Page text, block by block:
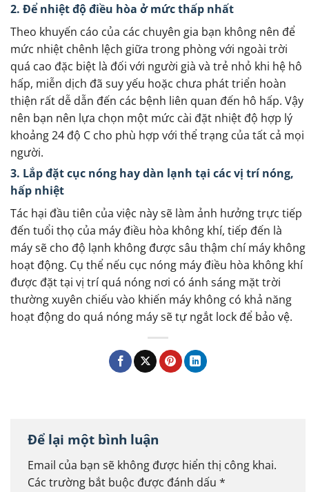
2. Để nhiệt độ điều hòa ở mức thấp nhất
Theo khuyến cáo của các chuyên gia bạn không nên để
mức nhiệt chênh lệch giữa trong phòng với ngoài trời
quá cao đặc biệt là đối với người già và trẻ nhỏ khi hệ hô
hấp, miễn dịch đã suy yếu hoặc chưa phát triển hoàn
thiện rất dễ dẫn đến các bệnh liên quan đến hô hấp. Vậy
nên bạn nên lựa chọn một mức cài đặt nhiệt độ hợp lý
khoảng 24 độ C cho phù hợp với thể trạng của tất cả mọi
người.
3. Lắp đặt cục nóng hay dàn lạnh tại các vị trí nóng,
hấp nhiệt
Tác hại đầu tiên của việc này sẽ làm ảnh hưởng trực tiếp
đến tuổi thọ của máy điều hòa không khí, tiếp đến là
máy sẽ cho độ lạnh không được sâu thậm chí máy không
hoạt động. Cụ thể nếu cục nóng máy điều hòa không khí
được đặt tại vị trí quá nóng nơi có ánh sáng mặt trời
thường xuyên chiếu vào khiến máy không có khả năng
hoạt động do quá nóng máy sẽ tự ngắt lock để bảo vệ.
Để lại một bình luận
Email của bạn sẽ không được hiển thị công khai.
Các trường bắt buộc được đánh dấu *